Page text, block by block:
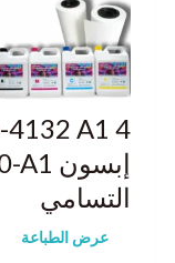
التسامي
عرض الطباعة